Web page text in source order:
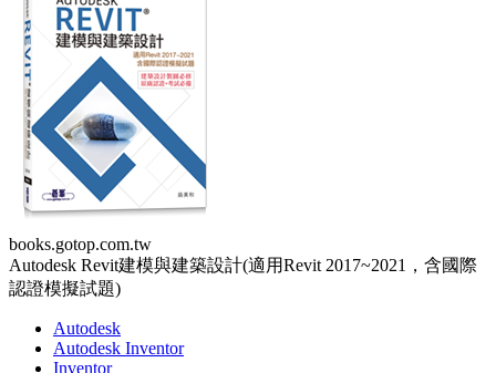
books.gotop.com.tw
Autodesk Revit建模與建築設計(適用Revit 2017~2021，含國際
認證模擬試題)
Autodesk
Autodesk Inventor
Inventor